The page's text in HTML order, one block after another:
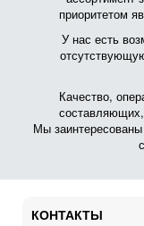
приоритетом
У нас есть
Качество,
Мы
КОНТАКТЫ